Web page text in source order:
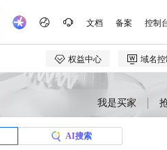
我是买家
AI搜索